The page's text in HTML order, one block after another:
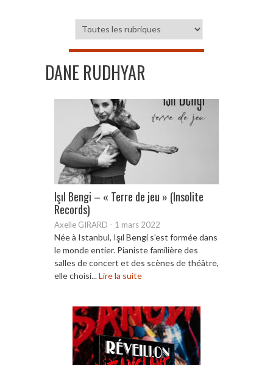
DANE RUDHYAR
Işıl Bengi – « Terre de jeu » (Insolite
Records)
Axelle GIRARD - 1 mars 2022
Née à Istanbul, Işıl Bengi s’est formée dans
le monde entier. Pianiste familière des
salles de concert et des scènes de théâtre,
elle choisi...Lire la suite